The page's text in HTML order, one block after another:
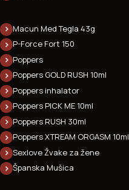
Macun Med Tegla 43g
P-Force Fort 150
Poppers
Poppers GOLD RUSH 10ml
Poppers inhalator
Poppers PICK ME 10ml
Poppers RUSH 30ml
Poppers XTREAM ORGASM 10ml
Sexlove Žvake za žene
Španska Mušica